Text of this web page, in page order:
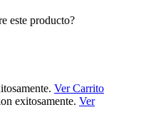
este producto?
Ver Carrito
exitosamente. Ver